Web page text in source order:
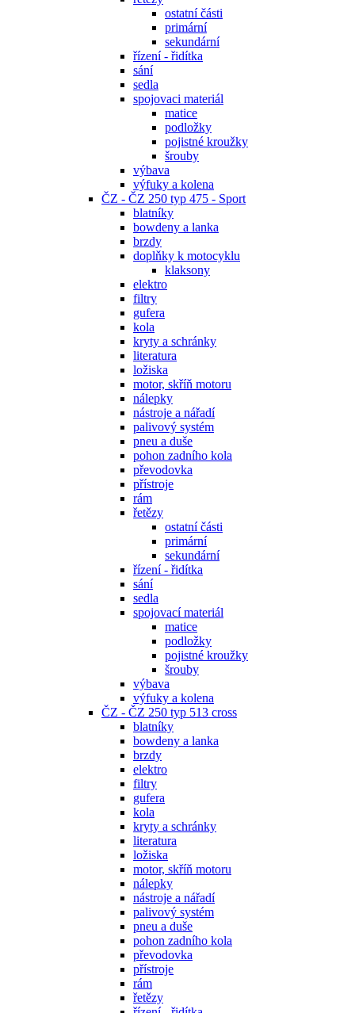
ostatní části
primární
sekundární
řízení - řidítka
sání
sedla
spojovaci materiál
matice
podložky
pojistné kroužky
šrouby
výbava
výfuky a kolena
ČZ - ČZ 250 typ 475 - Sport
blatníky
bowdeny a lanka
brzdy
doplňky k motocyklu
klaksony
elektro
filtry
gufera
kola
kryty a schránky
literatura
ložiska
motor, skříň motoru
nálepky
nástroje a nářadí
palivový systém
pneu a duše
pohon zadního kola
převodovka
přístroje
rám
řetězy
ostatní části
primární
sekundární
řízení - řidítka
sání
sedla
spojovací materiál
matice
podložky
pojistné kroužky
šrouby
výbava
výfuky a kolena
ČZ - ČZ 250 typ 513 cross
blatníky
bowdeny a lanka
brzdy
elektro
filtry
gufera
kola
kryty a schránky
literatura
ložiska
motor, skříň motoru
nálepky
nástroje a nářadí
palivový systém
pneu a duše
pohon zadního kola
převodovka
přístroje
rám
řetězy